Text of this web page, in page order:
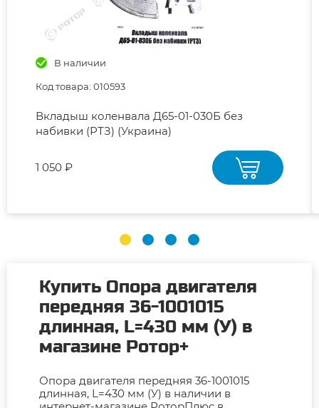
В наличии
Код товара: 010593
Вкладыш коленвала Д65-01-030Б без
набивки (РТЗ) (Украина)
1 050 ₽
Купить Опора двигателя
передняя 36-1001015
длинная, L=430 мм (У) в
магазине Ротор+
Опора двигателя передняя 36-1001015
длинная, L=430 мм (У) в наличии в